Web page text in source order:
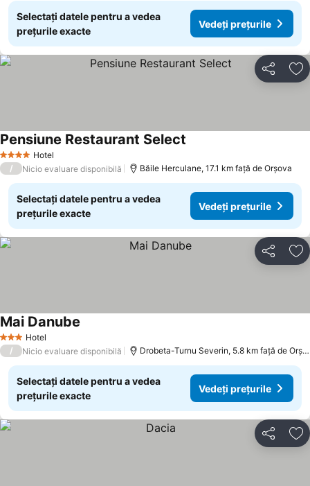
Selectați datele pentru a vedea
prețurile exacte
Vedeți prețurile
Distribuiți
4 Stele Hotel
Pensiune Restaurant Select
/ Nicio evaluare disponibilă Băile Herculane, 17.1 km faţă de Orşova
Selectați datele pentru a vedea
prețurile exacte
Vedeți prețurile
Distribuiți
3 SteleHotel
Mai Danube
/ Nicio evaluare disponibilă Drobeta-Turnu Severin, 5.8 km faţă de Orşova
Selectați datele pentru a vedea
prețurile exacte
Vedeți prețurile
Distribuiți